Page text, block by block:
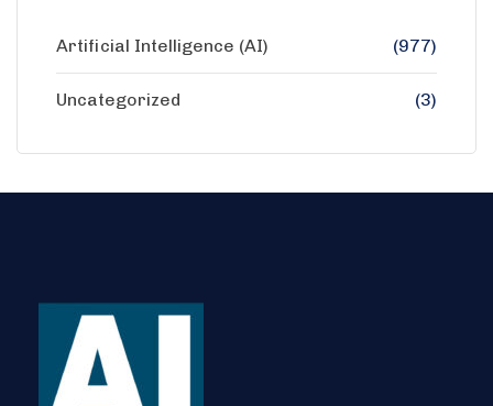
Artificial Intelligence (AI) (977)
Uncategorized (3)